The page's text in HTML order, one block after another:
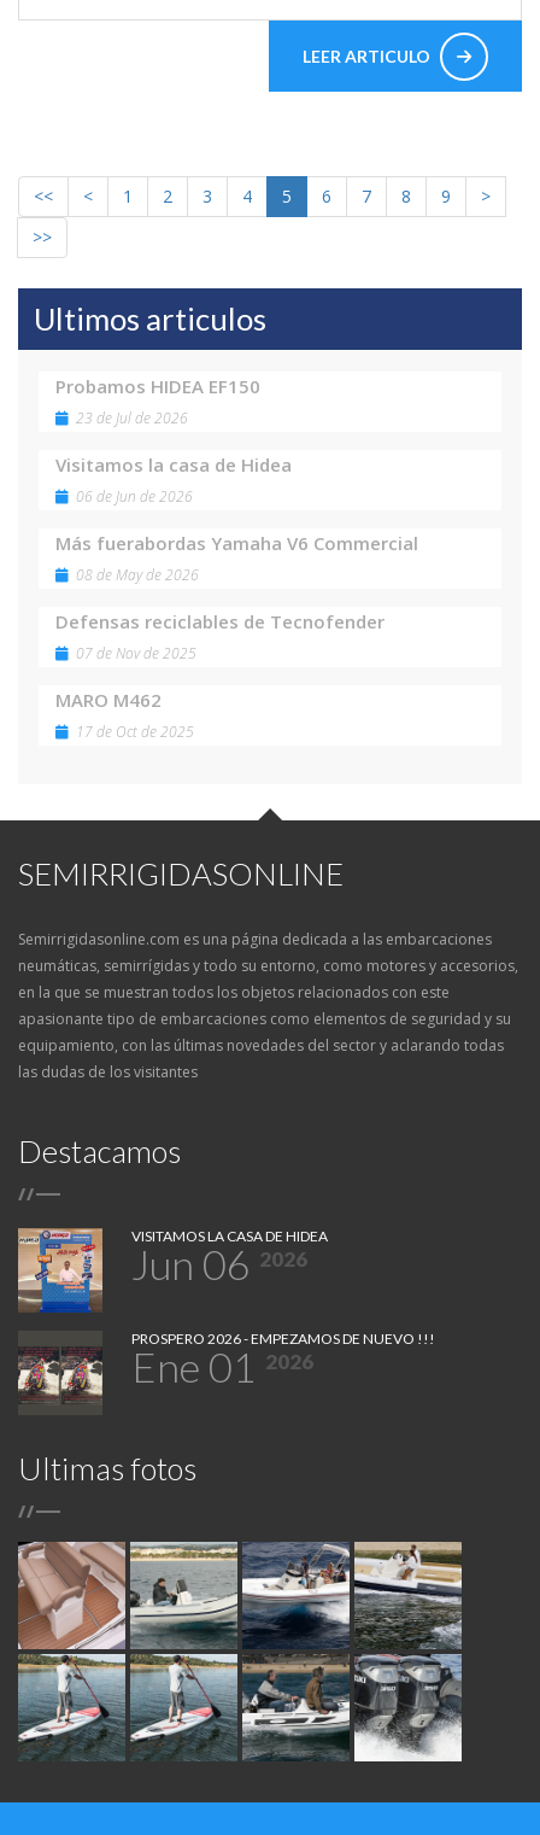
LEER ARTICULO
<< < 1 2 3 4 5 6 7 8 9
>
>>
Ultimos articulos
Probamos HIDEA EF150
23 de Jul de 2026
Visitamos la casa de Hidea
06 de Jun de 2026
Más fuerabordas Yamaha V6 Commercial
08 de May de 2026
Defensas reciclables de Tecnofender
07 de Nov de 2025
MARO M462
17 de Oct de 2025
SEMIRRIGIDASONLINE
Semirrigidasonline.com es una página dedicada a las embarcaciones
neumáticas, semirrígidas y todo su entorno, como motores y accesorios,
en la que se muestran todos los objetos relacionados con este
apasionante tipo de embarcaciones como elementos de seguridad y su
equipamiento, con las últimas novedades del sector y aclarando todas
las dudas de los visitantes
Destacamos
/ /
VISITAMOS LA CASA DE HIDEA
Jun 06 2026
PROSPERO 2026 - EMPEZAMOS DE NUEVO !!!
Ene 01 2026
Ultimas fotos
/ /